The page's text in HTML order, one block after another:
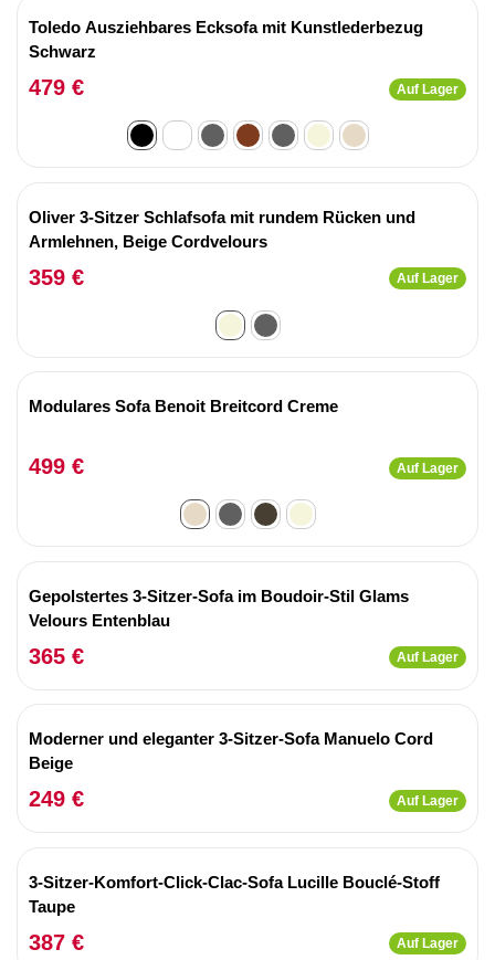
Toledo Ausziehbares Ecksofa mit Kunstlederbezug
Schwarz
479 € Auf Lager
Oliver 3-Sitzer Schlafsofa mit rundem Rücken und
Armlehnen, Beige Cordvelours
359 € Auf Lager
Modulares Sofa Benoit Breitcord Creme
499 € Auf Lager
Gepolstertes 3-Sitzer-Sofa im Boudoir-Stil Glams
Velours Entenblau
365 € Auf Lager
Moderner und eleganter 3-Sitzer-Sofa Manuelo Cord
Beige
249 € Auf Lager
3-Sitzer-Komfort-Click-Clac-Sofa Lucille Bouclé-Stoff
Taupe
387 € Auf Lager